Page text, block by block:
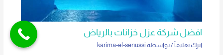
افضل شركة عزل خزانات بالرياض
اترك تعليقاً/ بواسطة karima-el-senussi